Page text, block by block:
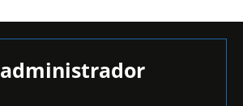
administrador